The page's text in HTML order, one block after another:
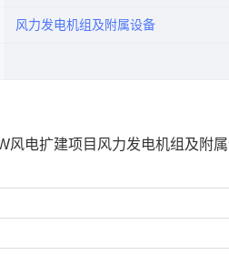
风力发电机组及附属设备
风电扩建项目风力发电机组及附